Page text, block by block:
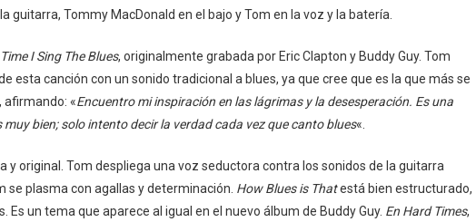
guitarra, Tommy MacDonald en el bajo y Tom en la voz y la batería.
I Sing The Blues, originalmente grabada por Eric Clapton y Buddy Guy. Tom
esta canción con un sonido tradicional a blues, ya que cree que es la que más se
afirmando: «Encuentro mi inspiración en las lágrimas y la desesperación. Es una
bien; solo intento decir la verdad cada vez que canto blues«.
y original. Tom despliega una voz seductora contra los sonidos de la guitarra
se plasma con agallas y determinación. How Blues is Thatestá bien estructurado,
un tema que aparece al igual en el nuevo álbum de Buddy Guy. En Hard Times,